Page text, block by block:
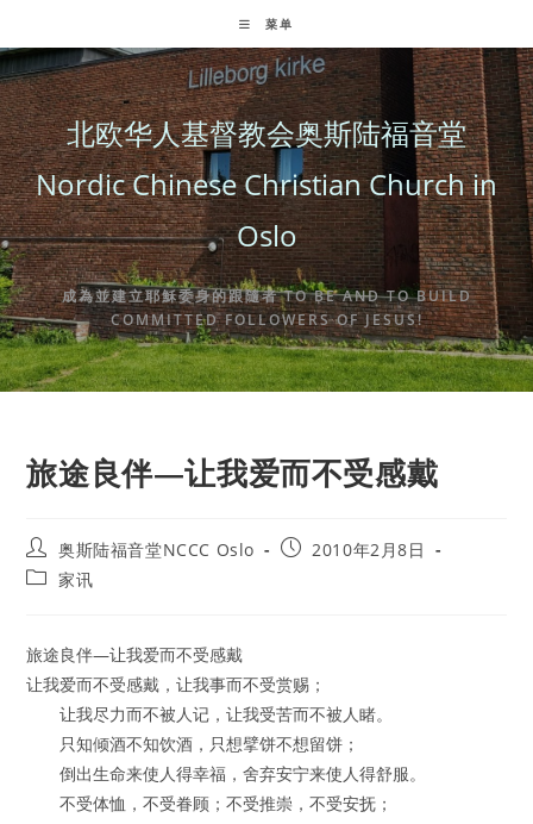
to
content
菜单
北欧华人基督教会奥斯陆福音堂
Nordic Chinese Christian Church in
Oslo
成為並建立耶穌委身的跟隨者 TO BE AND TO BUILD
COMMITTED FOLLOWERS OF JESUS!
旅途良伴—让我爱而不受感戴
Post
author:
奥斯陆福音堂NCCC Oslo
Post2010年2月8日
Post家讯
旅途良伴—让我爱而不受感戴
让我爱而不受感戴，让我事而不受赏赐；
让我尽力而不被人记，让我受苦而不被人睹。
只知倾酒不知饮酒，只想擘饼不想留饼；
倒出生命来使人得幸福，舍弃安宁来使人得舒服。
不受体恤，不受眷顾；不受推崇，不受安抚；